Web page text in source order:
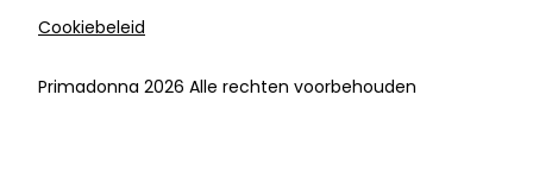
Cookiebeleid
Primadonna 2026 Alle rechten voorbehouden